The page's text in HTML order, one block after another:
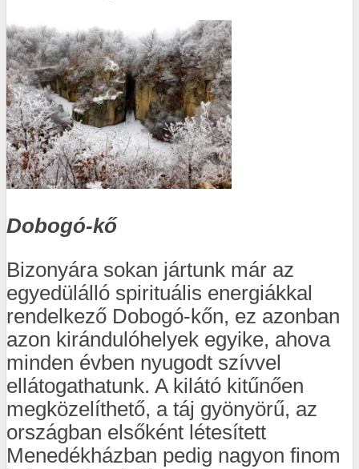
Dobogó-kő
Bizonyára sokan jártunk már az
egyedülálló spirituális energiákkal
rendelkező Dobogó-kőn, ez azonban
azon kirándulóhelyek egyike, ahova
minden évben nyugodt szívvel
ellátogathatunk. A kilátó kitűnően
megközelíthető, a táj gyönyörű, az
országban elsőként létesített
Menedékházban pedig nagyon finom